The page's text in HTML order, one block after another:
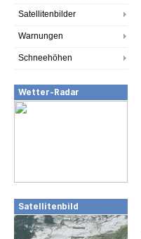
Satellitenbilder
Warnungen
Schneehöhen
Wetter-Radar
Satellitenbild